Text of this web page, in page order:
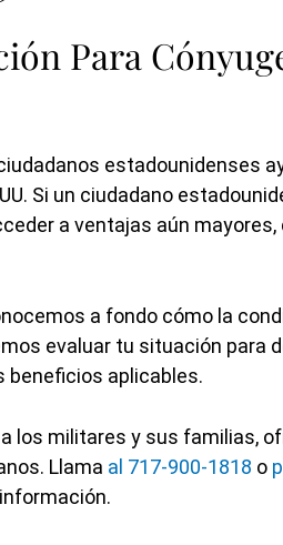
Para
estadounidenses
Si un ciudadano
a ventajas aún
a fondo cómo la
evaluar tu situación para
beneficios aplicables.
los militares y sus familias,
Llama al 717-900-1818 o